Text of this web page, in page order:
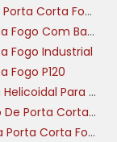
de
termal; por
são
simples,
vedação
práticos:
é
Tinta Para Porta Corta Fogo
Porta Corta Fogo Com Barra Antipanico
Fogo Industrial
Fogo P120
Dobradiça Helicoidal Para Porta Corta Fogo
Instalação De Porta Corta Fogo
Fechadura Porta Corta Fogo Sem Chave